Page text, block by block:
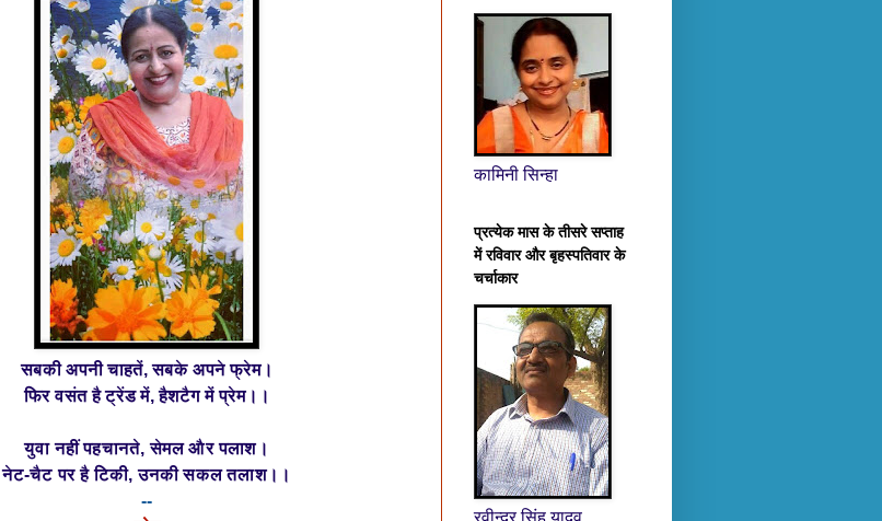
सबकी अपनी चाहतें, सबके अपने फ्रेम।
फिर वसंत है ट्रेंड में, हैशटैग में प्रेम।।
युवा नहीं पहचानते, सेमल और पलाश।
नेट-चैट पर है टिकी, उनकी सकल तलाश।।
--
कामिनी सिन्हा
प्रत्येक मास के तीसरे सप्ताह
में रविवार और बृहस्पतिवार के
चर्चाकार
रवीन्द्र सिंह यादव